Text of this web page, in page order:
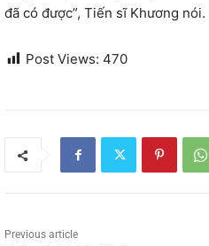
đã có được”, Tiến sĩ Khương nói.
Post Views: 470
Previous article